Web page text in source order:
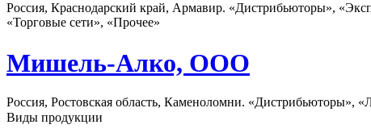
Россия, Краснодарский край, Армавир. «Дистрибьюторы»,
«Торговые сети», «Прочее»
Мишель-Алко, ООО
Россия, Ростовская область, Каменоломни. «Дистрибьюторы»,
Виды продукции